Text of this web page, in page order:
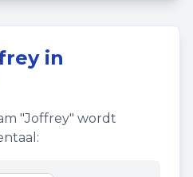
in
"Joffrey" wordt